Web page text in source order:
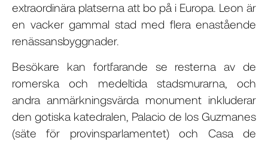
extraordinära platserna att bo på i Europa. Leon är
en vacker gammal stad med flera enastående
renässansbyggnader.
Besökare kan fortfarande se resterna av de
romerska och medeltida stadsmurarna, och
andra anmärkningsvärda monument inkluderar
den gotiska katedralen, Palacio de los Guzmanes
(säte för provinsparlamentet) och Casa de